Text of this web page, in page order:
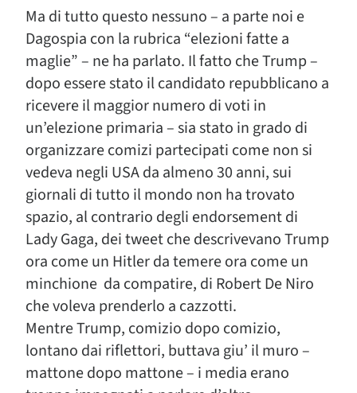
Ma di tutto questo nessuno – a parte noi e
Dagospia con la rubrica “elezioni fatte a
maglie” – ne ha parlato. Il fatto che Trump –
dopo essere stato il candidato repubblicano a
ricevere il maggior numero di voti in
un’elezione primaria – sia stato in grado di
organizzare comizi partecipati come non si
vedeva negli USA da almeno 30 anni, sui
giornali di tutto il mondo non ha trovato
spazio, al contrario degli endorsement di
Lady Gaga, dei tweet che descrivevano Trump
ora come un Hitler da temere ora come un
minchione da compatire, di Robert De Niro
che voleva prenderlo a cazzotti.
Mentre Trump, comizio dopo comizio,
lontano dai riflettori, buttava giu’ il muro –
mattone dopo mattone – i media erano